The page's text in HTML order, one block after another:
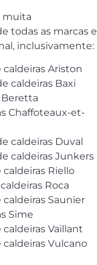
muita
todas as marcas e
inclusivamente:
Ariston
caldeiras Baxi
Beretta
Chaffoteaux-et-
caldeiras Duval
caldeiras Junkers
Riello
Roca
Saunier
Sime
Vaillant
Vulcano